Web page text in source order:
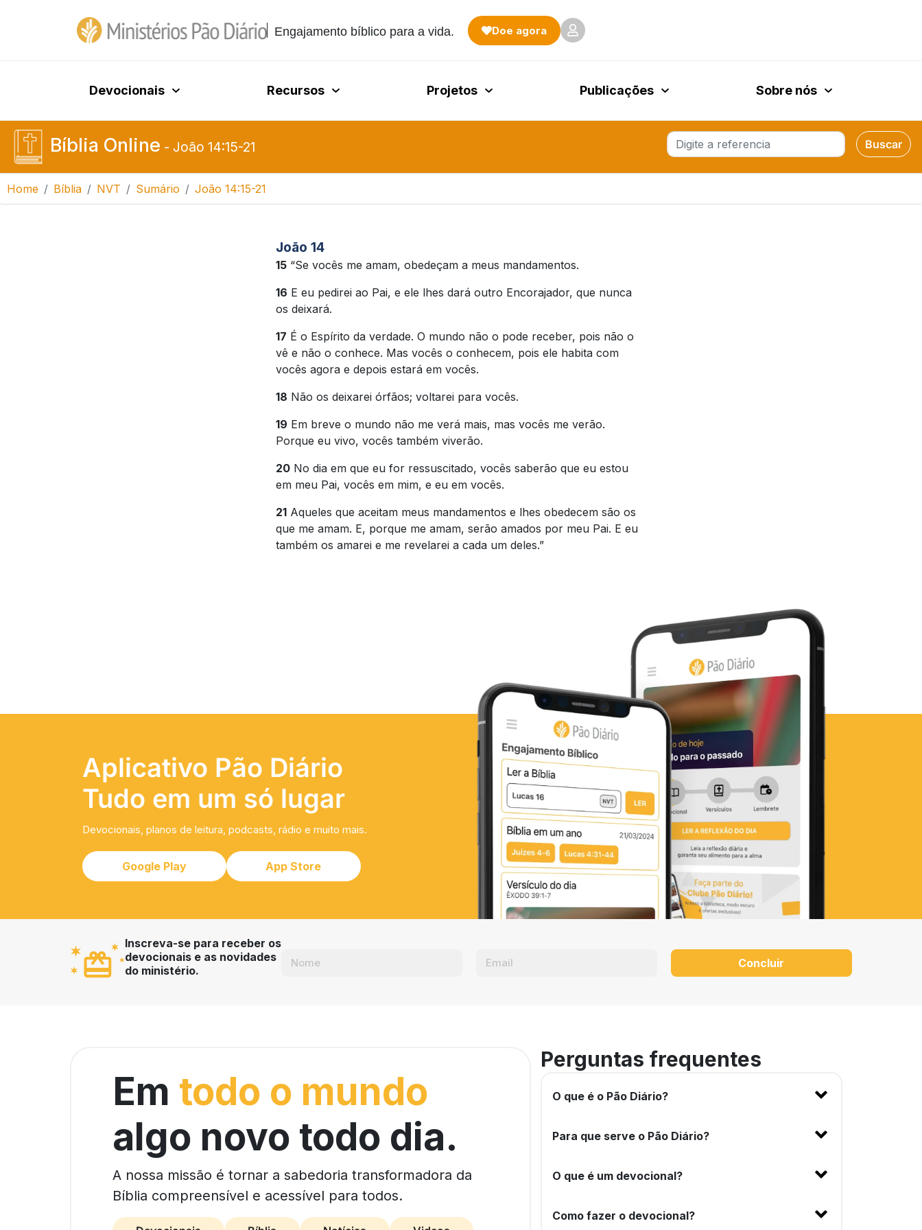
Engajamento bíblico para a vida. Doe agora
Devocionais Recursos Projetos Publicações Sobre nós
Bíblia Online - João 14:15-21 Buscar Buscar
Home Bíblia NVT Sumário João 14:15-21
João 14
15 “Se vocês me amam, obedeçam a meus mandamentos.
16 E eu pedirei ao Pai, e ele lhes dará outro Encorajador, que nunca
os deixará.
17 É o Espírito da verdade. O mundo não o pode receber, pois não o
vê e não o conhece. Mas vocês o conhecem, pois ele habita com
vocês agora e depois estará em vocês.
18 Não os deixarei órfãos; voltarei para vocês.
19 Em breve o mundo não me verá mais, mas vocês me verão.
Porque eu vivo, vocês também viverão.
20 No dia em que eu for ressuscitado, vocês saberão que eu estou
em meu Pai, vocês em mim, e eu em vocês.
21 Aqueles que aceitam meus mandamentos e lhes obedecem são os
que me amam. E, porque me amam, serão amados por meu Pai. E eu
também os amarei e me revelarei a cada um deles.”
Aplicativo Pão Diário
Tudo em um só lugar
Devocionais, planos de leitura, podcasts, rádio e muito mais.
Google Play App Store
Inscreva-se para receber os
devocionais e as novidades
do ministério.
Concluir
Em todo o mundo
algo novo todo dia.
A nossa missão é tornar a sabedoria transformadora da
Bíblia compreensível e acessível para todos.
Perguntas frequentes
O que é o Pão Diário?
Para que serve o Pão Diário?
O que é um devocional?
Como fazer o devocional?